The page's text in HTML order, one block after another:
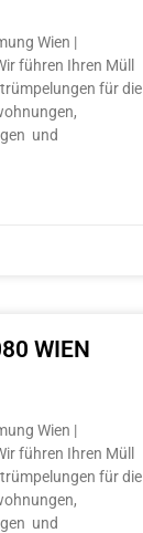
Wien |
führen Ihren Müll
für die
und
WIEN
Wien |
führen Ihren Müll
für die
und